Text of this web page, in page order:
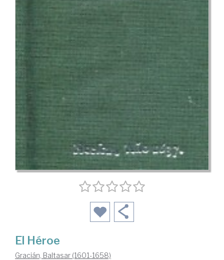
El Héroe
Gracián, Baltasar (1601-1658)